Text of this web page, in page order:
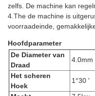
zelfs. De machine kan
4.The de machine is
voorraadeinde,
Hoofdparameter
De Diameter van
Draad
4.0mm
Het scheren
Hoek
1°30 '